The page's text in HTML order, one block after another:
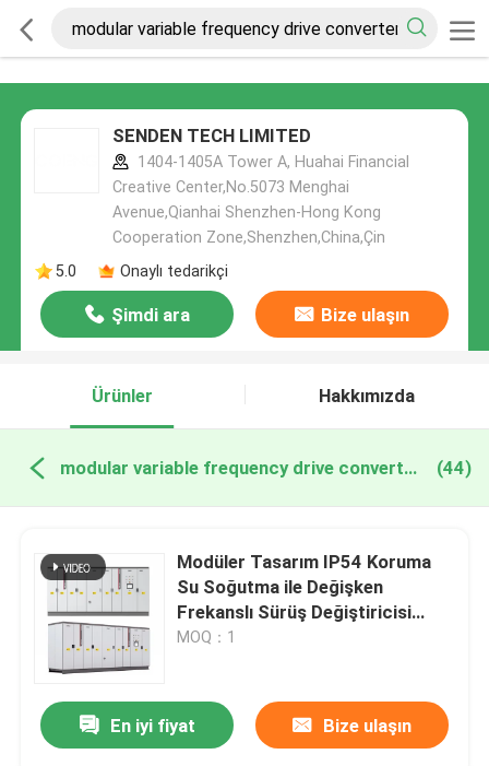
SENDEN TECH LIMITED
1404-1405A Tower A, Huahai Financial
Creative Center,No.5073 Menghai
Avenue,Qianhai Shenzhen-Hong Kong
Cooperation Zone,Shenzhen,China,Çin
5.0
Onaylı tedarikçi
Şimdi ara Bize ulaşın
Ürünler Hakkımızda
modular variable frequency drive converter çevrimiçi üretim (44)
Modüler Tasarım IP54 Koruma
Su Soğutma ile Değişken
Frekanslı Sürüş Değiştiricisi
Madencilik ve Kalkıtma için
MOQ：1
En iyi fiyat Bize ulaşın